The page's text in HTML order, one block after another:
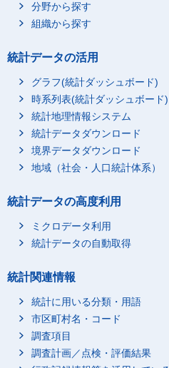
分野から探す
組織から探す
統計データの活用
グラフ(統計ダッシュボード)
時系列表(統計ダッシュボード)
統計地理情報システム
統計データダウンロード
境界データダウンロード
地域（社会・人口統計体系）
統計データの高度利用
ミクロデータ利用
統計データの自動取得
統計関連情報
統計に用いる分類・用語
市区町村名・コード
調査項目
調査計画／点検・評価結果